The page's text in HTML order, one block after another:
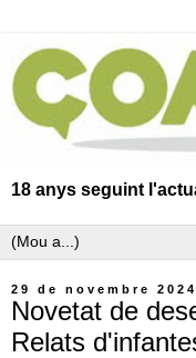
18 anys seguint
29 de novembre 2024
Novetat de
Relats